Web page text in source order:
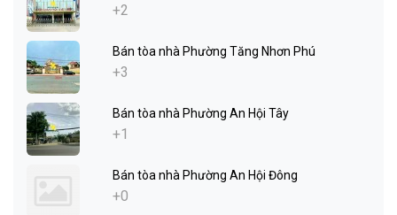
+2
Bán tòa nhà Phường Tăng Nhơn Phú
+3
Bán tòa nhà Phường An Hội Tây
+1
Bán tòa nhà Phường An Hội Đông
+0